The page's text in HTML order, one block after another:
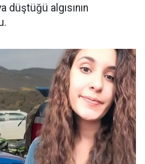
düştüğü algısının